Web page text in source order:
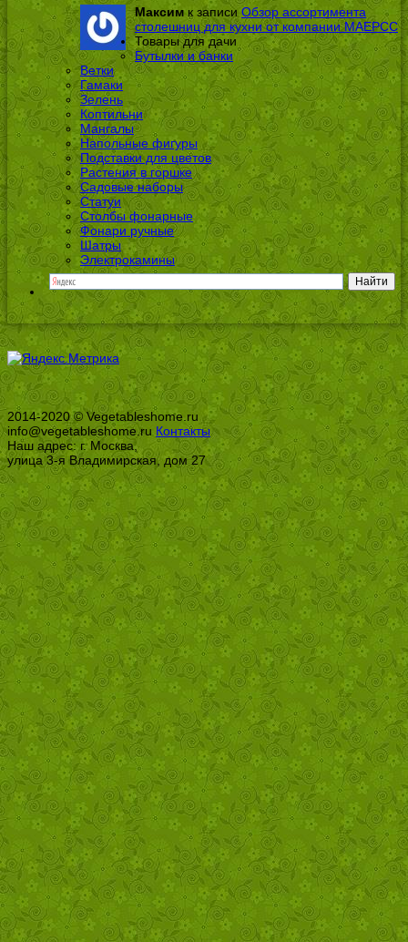
Максим к записи Обзор ассортимента
столешниц для кухни от компании МАЕРСС
Товары для дачи
Бутылки и банки
Ветки
Гамаки
Зелень
Коптильни
Мангалы
Напольные фигуры
Подставки для цветов
Растения в горшке
Садовые наборы
Статуи
Столбы фонарные
Фонари ручные
Шатры
Электрокамины
2014-2020 © Vegetableshome.ru
info@vegetableshome.ru Контакты
Наш адрес: г. Москва,
улица 3-я Владимирская, дом 27